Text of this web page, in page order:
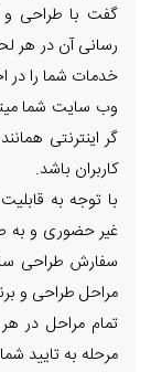
گفت با طراحی و
رسانی آن در هر
خدمات شما را در
وب سایت شما
گر اینترنتی
کاربران باشد.
با توجه به
غیر حضوری و به
سفارش طراحی
مراحل طراحی و
تمام مراحل در
مرحله به تایید